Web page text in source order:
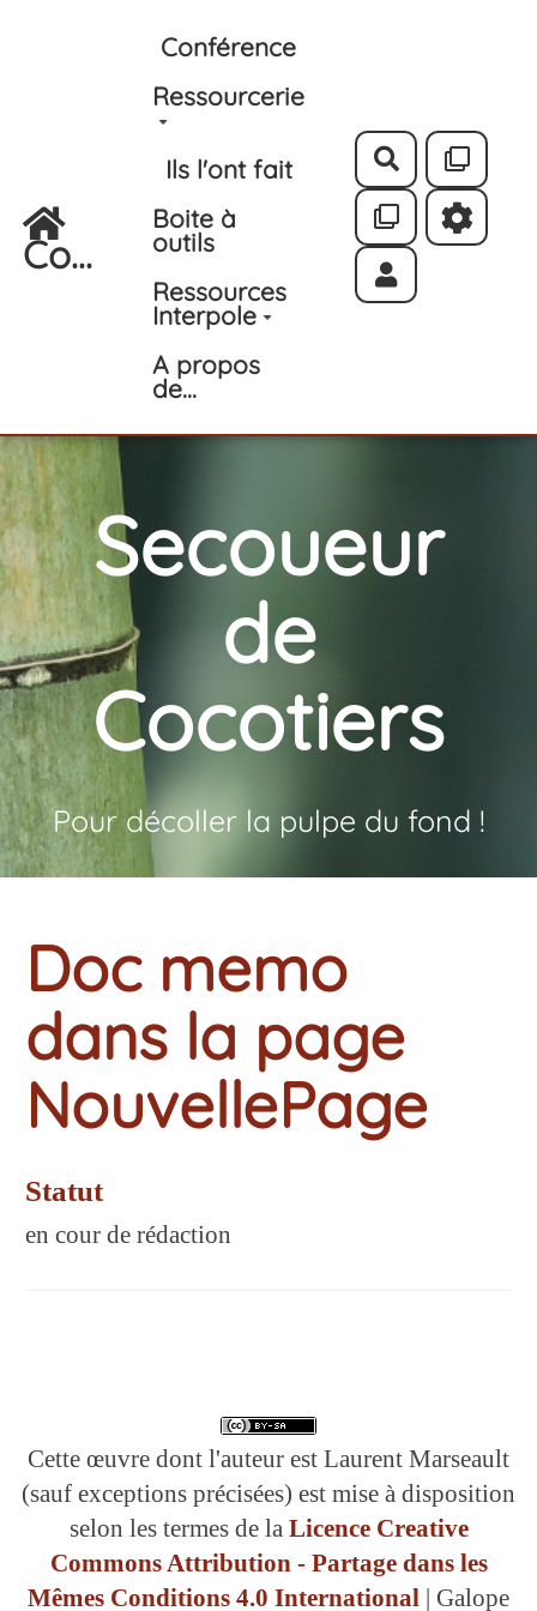
Aller au contenu principal
Co...
Conférence
Ressourcerie
Ils l'ont fait
Boite à
outils
Ressources
Interpole
A propos
de...
Rechercher
Secoueur
de
Cocotiers
Pour décoller la pulpe du fond !
Doc memo
dans la page
NouvellePage
Statut
en cour de rédaction
Cette œuvre dont l'auteur est Laurent Marseault
(sauf exceptions précisées) est mise à disposition
selon les termes de la Licence Creative
Commons Attribution - Partage dans les
Mêmes Conditions 4.0 International | Galope